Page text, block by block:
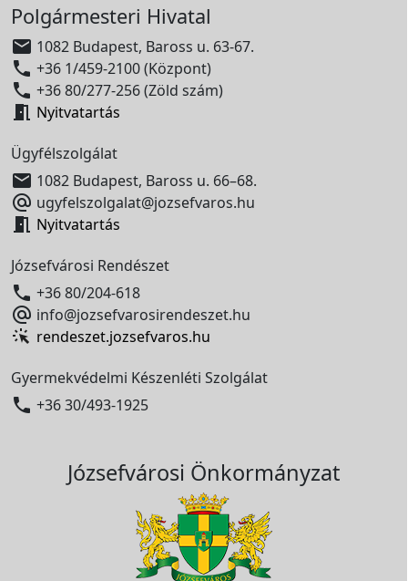
Polgármesteri Hivatal
 1082 Budapest, Baross u. 63-67.
 +36 1/459-2100 (Központ)
 +36 80/277-256 (Zöld szám)
 Nyitvatartás
Ügyfélszolgálat
 1082 Budapest, Baross u. 66–68.
 ugyfelszolgalat@jozsefvaros.hu
 Nyitvatartás
Józsefvárosi Rendészet
 +36 80/204-618
 info@jozsefvarosirendeszet.hu
rendeszet.jozsefvaros.hu
Gyermekvédelmi Készenléti Szolgálat
 +36 30/493-1925
Józsefvárosi Önkormányzat